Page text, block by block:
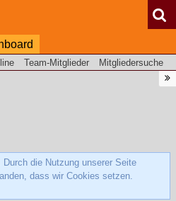
Team-Mitglieder Mitgliedersuche
die Nutzung unserer Seite
dass wir Cookies setzen.